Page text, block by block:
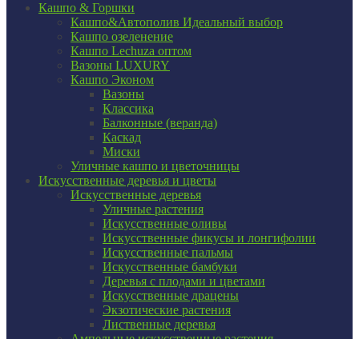
Кашпо & Горшки
Кашпо&Автополив Идеальный выбор
Кашпо озеленение
Кашпо Lechuza оптом
Вазоны LUXURY
Кашпо Эконом
Вазоны
Классика
Балконные (веранда)
Каскад
Миски
Уличные кашпо и цветочницы
Искусственные деревья и цветы
Искусственные деревья
Уличные растения
Искусственные оливы
Искусственные фикусы и лонгифолии
Искусственные пальмы
Искусственные бамбуки
Деревья с плодами и цветами
Искусственные драцены
Экзотические растения
Лиственные деревья